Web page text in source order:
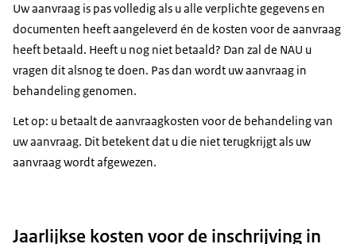
Uw aanvraag is pas volledig als u alle verplichte gegevens en
documenten heeft aangeleverd én de kosten voor de aanvraag
heeft betaald. Heeft u nog niet betaald? Dan zal de NAU u
vragen dit alsnog te doen. Pas dan wordt uw aanvraag in
behandeling genomen.
Let op: u betaalt de aanvraagkosten voor de behandeling van
uw aanvraag. Dit betekent dat u die niet terugkrijgt als uw
aanvraag wordt afgewezen.
Jaarlijkse kosten voor de inschrijving in